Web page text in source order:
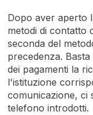
Dopo aver aperto
metodi di contatto
seconda del
precedenza.
dei pagamenti la
l'istituzione
comunicazione, ci
telefono introdotti.